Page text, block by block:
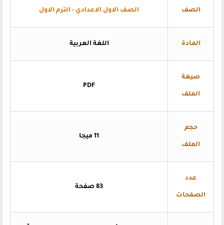
الصف الصف الاول الاعدادي - الترم الاول
المادة اللغة العربية
صيغة
الملف
PDF
حجم
الملف
عدد
الصفحات